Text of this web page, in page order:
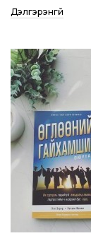
Дэлгэрэнгүй